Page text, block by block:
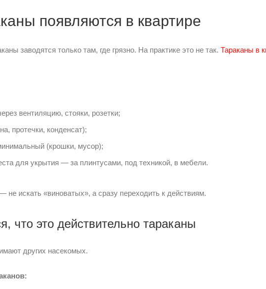
появляются в квартире
заводятся только там, где грязно. На практике это не так. Тараканы в
вентиляцию, стояки, розетки;
протечки, конденсат);
(крошки, мусор);
для укрытия — за плинтусами, под техникой, в мебели.
не искать «виноватых», а сразу переходить к действиям.
что это действительно тараканы
других насекомых.